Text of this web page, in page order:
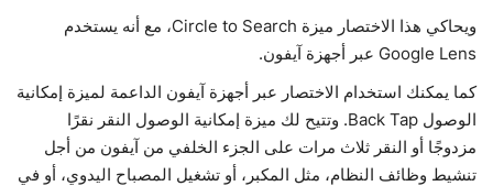
ويحاكي هذا الاختصار ميزة Circle to Search، مع أنه يستخدم
Google Lens عبر أجهزة آيفون.
كما يمكنك استخدام الاختصار عبر أجهزة آيفون الداعمة لميزة إمكانية
الوصول Back Tap. وتتيح لك ميزة إمكانية الوصول النقر نقرًا
مزدوجًا أو النقر ثلاث مرات على الجزء الخلفي من آيفون من أجل
تنشيط وظائف النظام، مثل المكبر، أو تشغيل المصباح اليدوي، أو في